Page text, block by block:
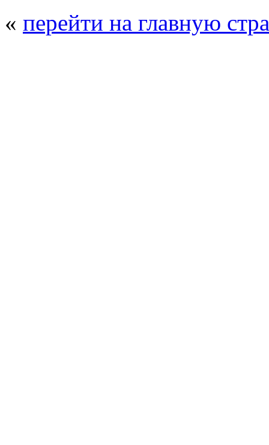
« перейти на главную